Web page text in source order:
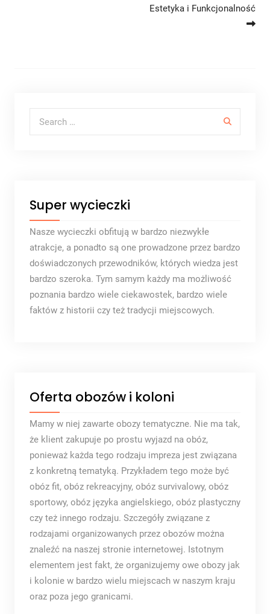
Estetyka i Funkcjonalność
Super wycieczki
Nasze wycieczki obfitują w bardzo niezwykłe
atrakcje, a ponadto są one prowadzone przez bardzo
doświadczonych przewodników, których wiedza jest
bardzo szeroka. Tym samym każdy ma możliwość
poznania bardzo wiele ciekawostek, bardzo wiele
faktów z historii czy też tradycji miejscowych.
Oferta obozów i koloni
Mamy w niej zawarte obozy tematyczne. Nie ma tak,
że klient zakupuje po prostu wyjazd na obóz,
ponieważ każda tego rodzaju impreza jest związana
z konkretną tematyką. Przykładem tego może być
obóz fit, obóz rekreacyjny, obóz survivalowy, obóz
sportowy, obóz języka angielskiego, obóz plastyczny
czy też innego rodzaju. Szczegóły związane z
rodzajami organizowanych przez obozów można
znaleźć na naszej stronie internetowej. Istotnym
elementem jest fakt, że organizujemy owe obozy jak
i kolonie w bardzo wielu miejscach w naszym kraju
oraz poza jego granicami.